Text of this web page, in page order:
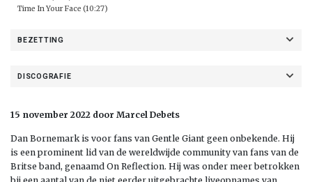
Time In Your Face (10:27)
BEZETTING
DISCOGRAFIE
15 november 2022 door Marcel Debets
Dan Bornemark is voor fans van Gentle Giant geen onbekende. Hij
is een prominent lid van de wereldwijde community van fans van de
Britse band, genaamd On Reflection. Hij was onder meer betrokken